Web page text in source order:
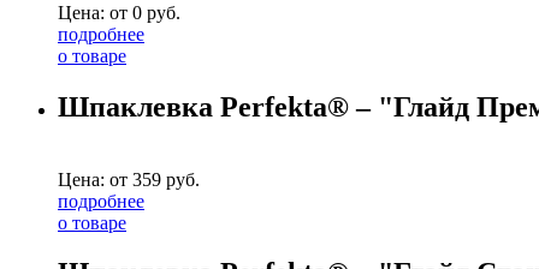
Цена: от 0 руб.
подробнее
о товаре
Шпаклевка Perfekta® – "Глайд
Цена: от 359 руб.
подробнее
о товаре